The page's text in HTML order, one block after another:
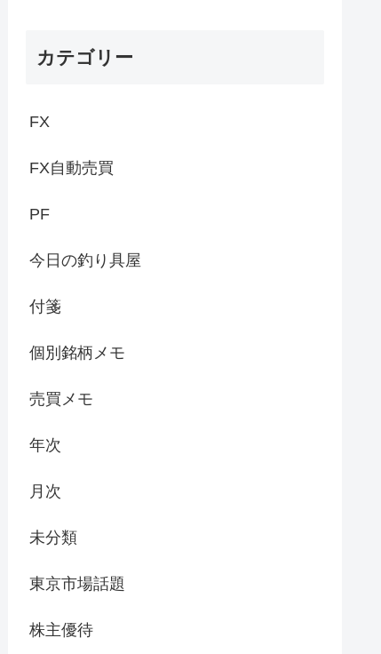
カテゴリー
FX
FX自動売買
PF
今日の釣り具屋
付箋
個別銘柄メモ
売買メモ
年次
月次
未分類
東京市場話題
株主優待